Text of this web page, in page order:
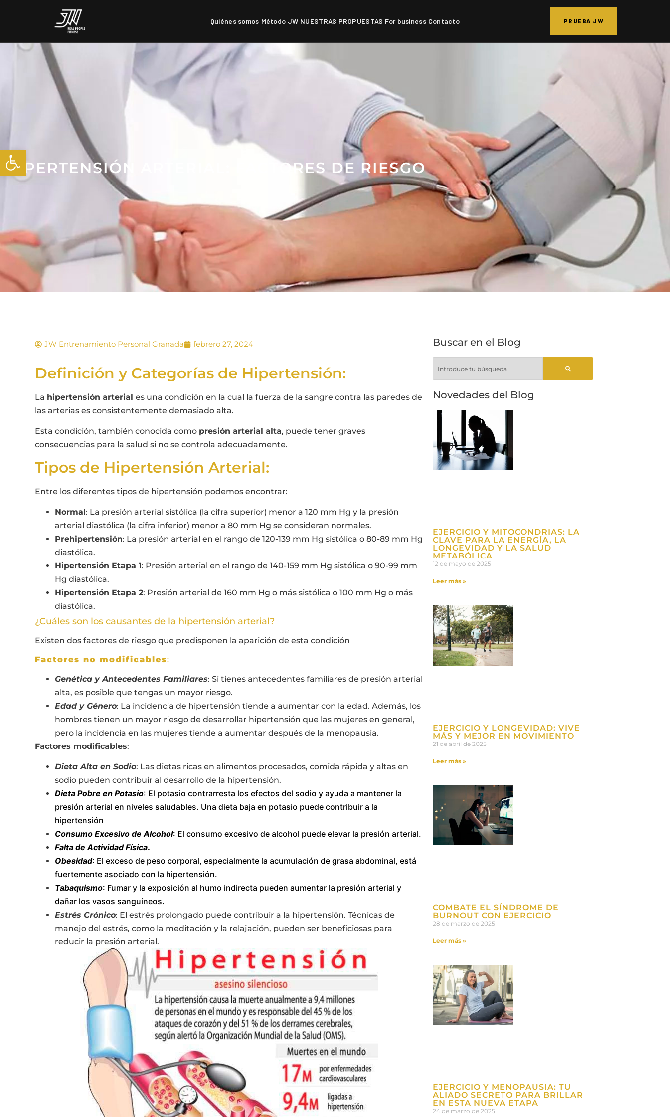
Quiénes somos Método JW NUESTRAS PROPUESTAS For business Contacto PRUEBA JW
HIPERTENSIÓN ARTERIAL: FACTORES DE RIESGO
JW Entrenamiento Personal Granada febrero 27, 2024
Definición y Categorías de Hipertensión:
La hipertensión arterial es una condición en la cual la fuerza de la sangre contra las paredes de
las arterias es consistentemente demasiado alta.
Esta condición, también conocida como presión arterial alta, puede tener graves
consecuencias para la salud si no se controla adecuadamente.
Tipos de Hipertensión Arterial:
Entre los diferentes tipos de hipertensión podemos encontrar:
Normal: La presión arterial sistólica (la cifra superior) menor a 120 mm Hg y la presión
arterial diastólica (la cifra inferior) menor a 80 mm Hg se consideran normales.
Prehipertensión: La presión arterial en el rango de 120-139 mm Hg sistólica o 80-89 mm Hg
diastólica.
Hipertensión Etapa 1: Presión arterial en el rango de 140-159 mm Hg sistólica o 90-99 mm
Hg diastólica.
Hipertensión Etapa 2: Presión arterial de 160 mm Hg o más sistólica o 100 mm Hg o más
diastólica.
¿Cuáles son los causantes de la hipertensión arterial?
Existen dos factores de riesgo que predisponen la aparición de esta condición
Factores no modificables:
Genética y Antecedentes Familiares: Si tienes antecedentes familiares de presión arterial
alta, es posible que tengas un mayor riesgo.
Edad y Género: La incidencia de hipertensión tiende a aumentar con la edad. Además, los
hombres tienen un mayor riesgo de desarrollar hipertensión que las mujeres en general,
pero la incidencia en las mujeres tiende a aumentar después de la menopausia.
Factores modificables:
Dieta Alta en Sodio: Las dietas ricas en alimentos procesados, comida rápida y altas en
sodio pueden contribuir al desarrollo de la hipertensión.
Dieta Pobre en Potasio: El potasio contrarresta los efectos del sodio y ayuda a mantener la
presión arterial en niveles saludables. Una dieta baja en potasio puede contribuir a la
hipertensión
Consumo Excesivo de Alcohol: El consumo excesivo de alcohol puede elevar la presión arterial.
Falta de Actividad Física.
Obesidad: El exceso de peso corporal, especialmente la acumulación de grasa abdominal, está
fuertemente asociado con la hipertensión.
Tabaquismo: Fumar y la exposición al humo indirecta pueden aumentar la presión arterial y
dañar los vasos sanguíneos.
Estrés Crónico: El estrés prolongado puede contribuir a la hipertensión. Técnicas de
manejo del estrés, como la meditación y la relajación, pueden ser beneficiosas para
reducir la presión arterial.
Buscar en el Blog
Novedades del Blog
EJERCICIO Y MITOCONDRIAS: LA
CLAVE PARA LA ENERGÍA, LA
LONGEVIDAD Y LA SALUD
METABÓLICA
12 de mayo de 2025
Leer más »
EJERCICIO Y LONGEVIDAD: VIVE
MÁS Y MEJOR EN MOVIMIENTO
21 de abril de 2025
Leer más »
COMBATE EL SÍNDROME DE
BURNOUT CON EJERCICIO
28 de marzo de 2025
Leer más »
EJERCICIO Y MENOPAUSIA: TU
ALIADO SECRETO PARA BRILLAR
EN ESTA NUEVA ETAPA
24 de marzo de 2025
Abrir barra de herramientas